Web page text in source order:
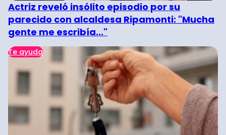
Actriz reveló insólito episodio por su
parecido con alcaldesa Ripamonti: "Mucha
gente me escribía..."
Te ayuda